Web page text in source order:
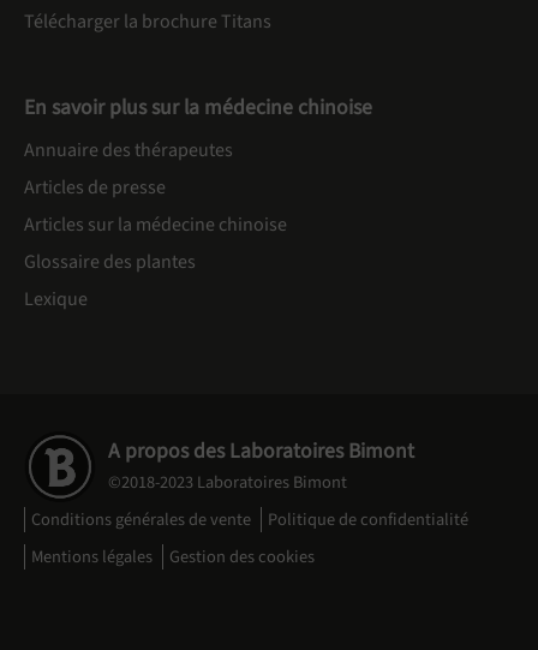
Télécharger la brochure Titans
En savoir plus sur la médecine chinoise
Annuaire des thérapeutes
Articles de presse
Articles sur la médecine chinoise
Glossaire des plantes
Lexique
A propos des Laboratoires Bimont
©2018-2023 Laboratoires Bimont
Conditions générales de vente
Politique de confidentialité
Mentions légales
Gestion des cookies